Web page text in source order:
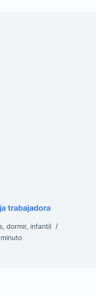
trabajadora
, dormir, infantil
minuto